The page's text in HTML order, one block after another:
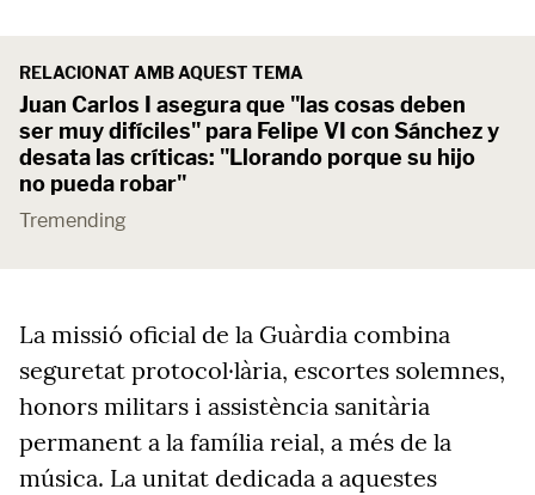
RELACIONAT AMB AQUEST TEMA
Juan Carlos I asegura que "las cosas deben
ser muy difíciles" para Felipe VI con Sánchez y
desata las críticas: "Llorando porque su hijo
no pueda robar"
Tremending
La missió oficial de la Guàrdia combina
seguretat protocol·lària, escortes solemnes,
honors militars i assistència sanitària
permanent a la família reial, a més de la
música. La unitat dedicada a aquestes